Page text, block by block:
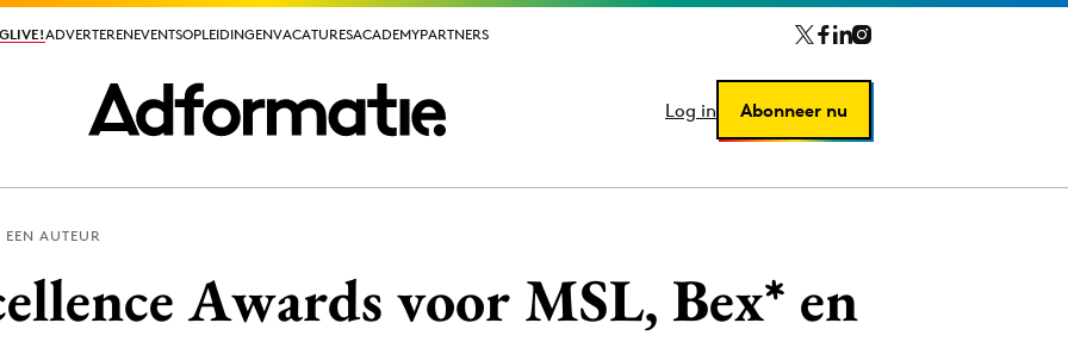
ADVERTERENEVENTSOPLEIDINGENVACATURESACADEMYPARTNERS
Log in Abonneer nu
ADVERTERENEVENTSOPLEIDINGENVACATURESACADEMYPARTNERS
Log in Abonneer nu
EEN AUTEUR
Awards voor MSL, Bex* en